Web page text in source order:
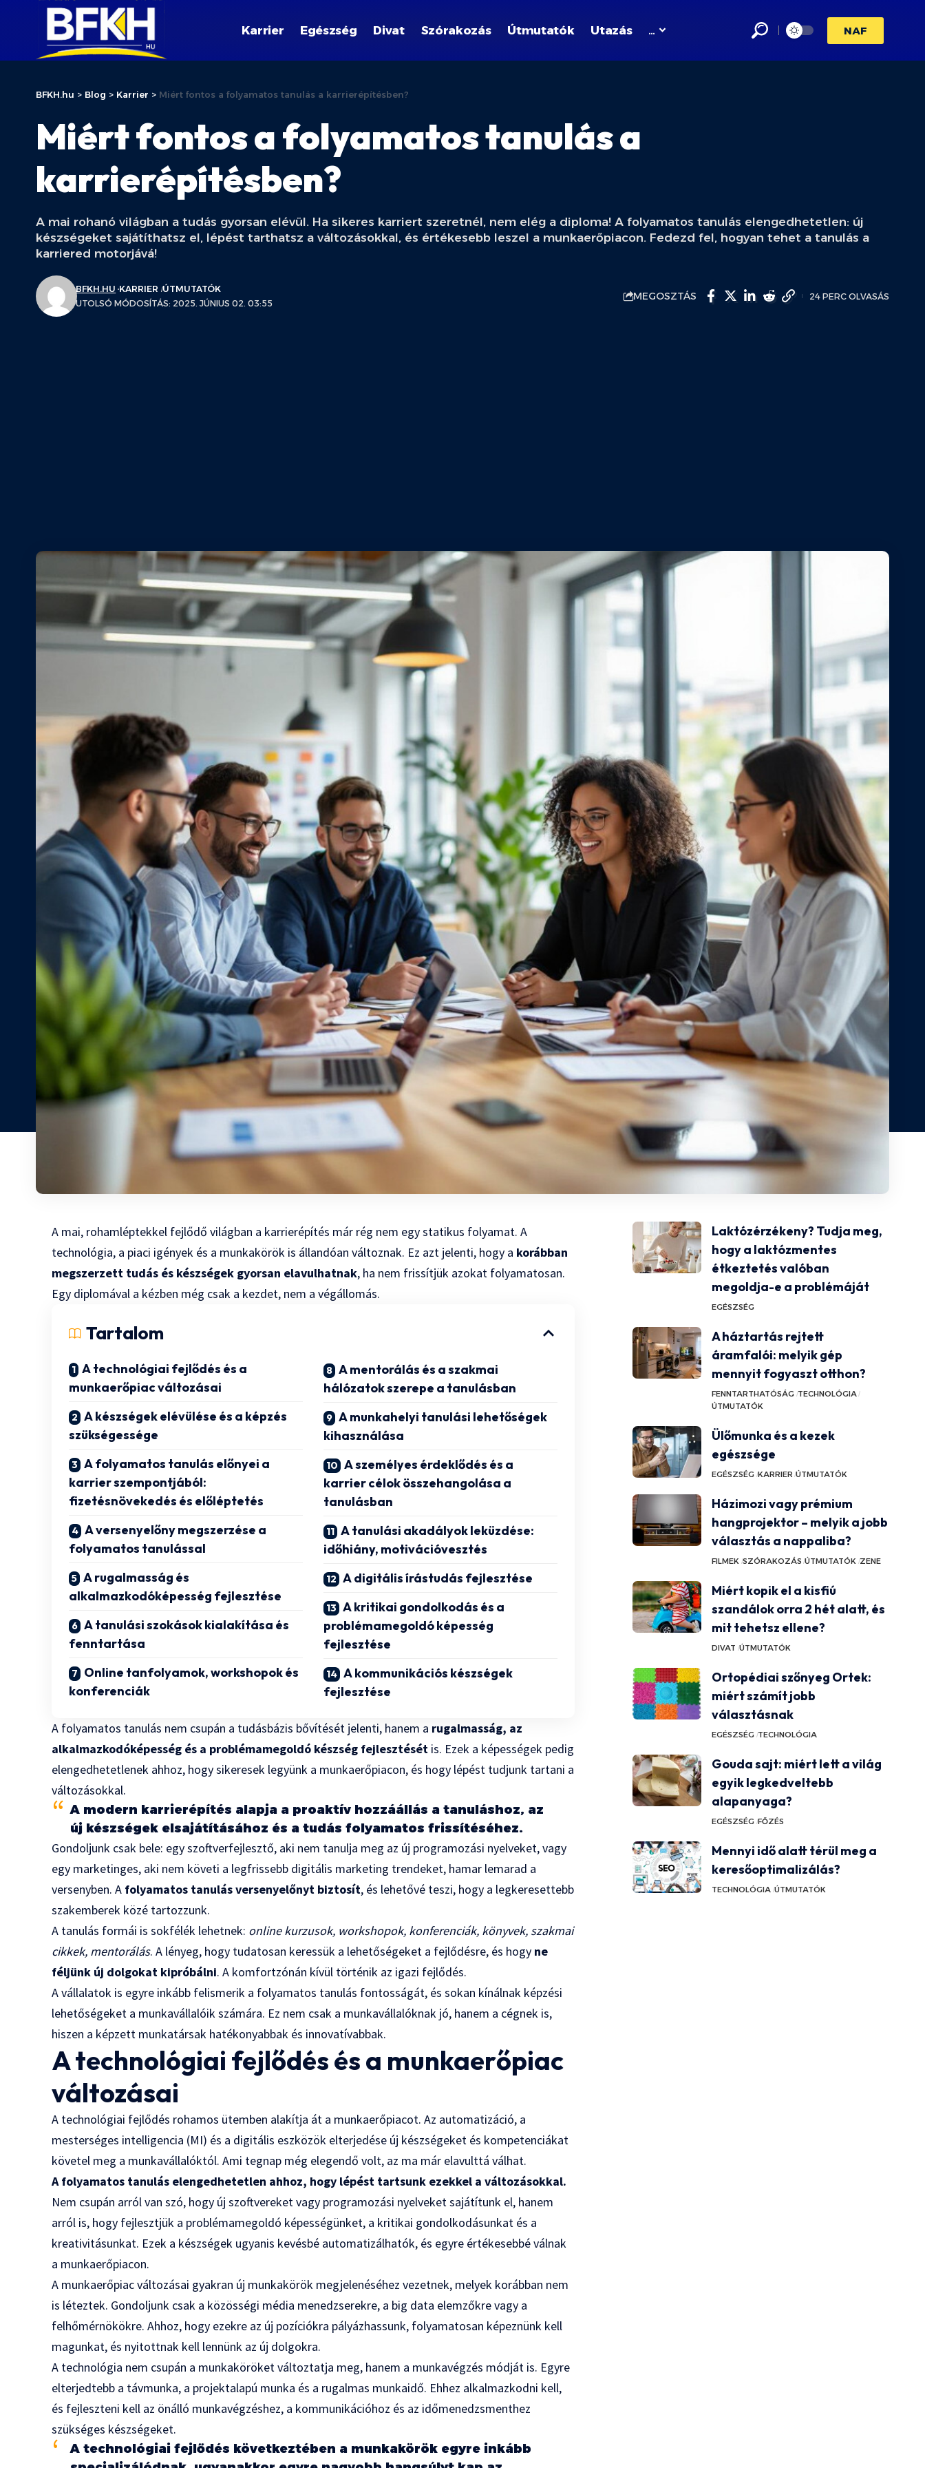
Karrier Egészség Divat Szórakozás Útmutatók Utazás … NAF
BFKH.hu > Blog > Karrier > Miért fontos a folyamatos tanulás a karrierépítésben?
Miért fontos a folyamatos tanulás a
karrierépítésben?
A mai rohanó világban a tudás gyorsan elévül. Ha sikeres karriert szeretnél, nem elég a diploma! A folyamatos tanulás elengedhetetlen: új
készségeket sajátíthatsz el, lépést tarthatsz a változásokkal, és értékesebb leszel a munkaerőpiacon. Fedezd fel, hogyan tehet a tanulás a
karriered motorjává!
UTOLSÓ MÓDOSÍTÁS: 2025. JÚNIUS 02. 03:55
BFKH.HU KARRIER ÚTMUTATÓK
MEGOSZTÁS 24 PERC OLVASÁS
A mai, rohamléptekkel fejlődő világban a karrierépítés már rég nem egy statikus folyamat. A
technológia, a piaci igények és a munkakörök is állandóan változnak. Ez azt jelenti, hogy a korábban
megszerzett tudás és készségek gyorsan elavulhatnak, ha nem frissítjük azokat folyamatosan.
Egy diplomával a kézben még csak a kezdet, nem a végállomás.
Tartalom
A technológiai fejlődés és a
munkaerőpiac változásai
A készségek elévülése és a képzés
szükségessége
A folyamatos tanulás előnyei a
karrier szempontjából:
fizetésnövekedés és előléptetés
A versenyelőny megszerzése a
folyamatos tanulással
A rugalmasság és
alkalmazkodóképesség fejlesztése
A tanulási szokások kialakítása és
fenntartása
Online tanfolyamok, workshopok és
konferenciák
A mentorálás és a szakmai
hálózatok szerepe a tanulásban
A munkahelyi tanulási lehetőségek
kihasználása
A személyes érdeklődés és a
karrier célok összehangolása a
tanulásban
A tanulási akadályok leküzdése:
időhiány, motivációvesztés
A digitális írástudás fejlesztése
A kritikai gondolkodás és a
problémamegoldó képesség
fejlesztése
A kommunikációs készségek
fejlesztése
A folyamatos tanulás nem csupán a tudásbázis bővítését jelenti, hanem a rugalmasság, az
alkalmazkodóképesség és a problémamegoldó készség fejlesztését is. Ezek a képességek pedig
elengedhetetlenek ahhoz, hogy sikeresek legyünk a munkaerőpiacon, és hogy lépést tudjunk tartani a
változásokkal.
A modern karrierépítés alapja a proaktív hozzáállás a tanuláshoz, az
új készségek elsajátításához és a tudás folyamatos frissítéséhez.
Gondoljunk csak bele: egy szoftverfejlesztő, aki nem tanulja meg az új programozási nyelveket, vagy
egy marketinges, aki nem követi a legfrissebb digitális marketing trendeket, hamar lemarad a
versenyben. A folyamatos tanulás versenyelőnyt biztosít, és lehetővé teszi, hogy a legkeresettebb
szakemberek közé tartozzunk.
A tanulás formái is sokfélék lehetnek: online kurzusok, workshopok, konferenciák, könyvek, szakmai
cikkek, mentorálás. A lényeg, hogy tudatosan keressük a lehetőségeket a fejlődésre, és hogy ne
féljünk új dolgokat kipróbálni. A komfortzónán kívül történik az igazi fejlődés.
A vállalatok is egyre inkább felismerik a folyamatos tanulás fontosságát, és sokan kínálnak képzési
lehetőségeket a munkavállalóik számára. Ez nem csak a munkavállalóknak jó, hanem a cégnek is,
hiszen a képzett munkatársak hatékonyabbak és innovatívabbak.
A technológiai fejlődés és a munkaerőpiac
változásai
A technológiai fejlődés rohamos ütemben alakítja át a munkaerőpiacot. Az automatizáció, a
mesterséges intelligencia (MI) és a digitális eszközök elterjedése új készségeket és kompetenciákat
követel meg a munkavállalóktól. Ami tegnap még elegendő volt, az ma már elavulttá válhat.
A folyamatos tanulás elengedhetetlen ahhoz, hogy lépést tartsunk ezekkel a változásokkal.
Nem csupán arról van szó, hogy új szoftvereket vagy programozási nyelveket sajátítunk el, hanem
arról is, hogy fejlesztjük a problémamegoldó képességünket, a kritikai gondolkodásunkat és a
kreativitásunkat. Ezek a készségek ugyanis kevésbé automatizálhatók, és egyre értékesebbé válnak
a munkaerőpiacon.
A munkaerőpiac változásai gyakran új munkakörök megjelenéséhez vezetnek, melyek korábban nem
is léteztek. Gondoljunk csak a közösségi média menedzserekre, a big data elemzőkre vagy a
felhőmérnökökre. Ahhoz, hogy ezekre az új pozíciókra pályázhassunk, folyamatosan képeznünk kell
magunkat, és nyitottnak kell lennünk az új dolgokra.
A technológia nem csupán a munkaköröket változtatja meg, hanem a munkavégzés módját is. Egyre
elterjedtebb a távmunka, a projektalapú munka és a rugalmas munkaidő. Ehhez alkalmazkodni kell,
és fejleszteni kell az önálló munkavégzéshez, a kommunikációhoz és az időmenedzsmenthez
szükséges készségeket.
A technológiai fejlődés következtében a munkakörök egyre inkább
Laktózérzékeny? Tudja meg,
hogy a laktózmentes
étkeztetés valóban
megoldja-e a problémáját
EGÉSZSÉG
A háztartás rejtett
áramfalói: melyik gép
mennyit fogyaszt otthon?
FENNTARTHATÓSÁG TECHNOLÓGIA
ÚTMUTATÓK
Ülőmunka és a kezek
egészsége
EGÉSZSÉG KARRIER ÚTMUTATÓK
Házimozi vagy prémium
hangprojektor – melyik a jobb
választás a nappaliba?
FILMEK SZÓRAKOZÁS ÚTMUTATÓK ZENE
Miért kopik el a kisfiú
szandálok orra 2 hét alatt, és
mit tehetsz ellene?
DIVAT ÚTMUTATÓK
Ortopédiai szőnyeg Ortek:
miért számít jobb
választásnak
EGÉSZSÉG TECHNOLÓGIA
Gouda sajt: miért lett a világ
egyik legkedveltebb
alapanyaga?
EGÉSZSÉG FŐZÉS
Mennyi idő alatt térül meg a
keresőoptimalizálás?
TECHNOLÓGIA ÚTMUTATÓK